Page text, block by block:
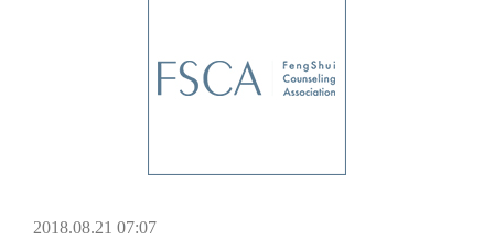
2018.08.21 07:07